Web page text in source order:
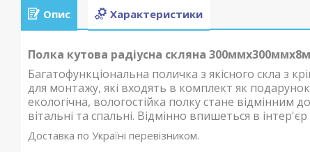
Опис Характеристики
Полка кутова радіусна скляна
Багатофункціональна поличка з якісного скла з
для монтажу, які входять в комплект як
екологічна, вологостійка полку стане відмінним
вітальні та спальні. Відмінно впишеться в
Доставка по Україні перевізником.